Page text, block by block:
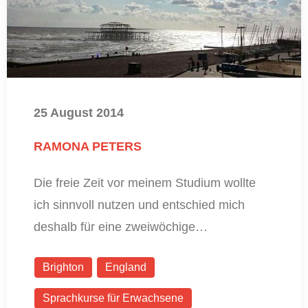
25 August 2014
RAMONA PETERS
Die freie Zeit vor meinem Studium wollte
ich sinnvoll nutzen und entschied mich
deshalb für eine zweiwöchige…
Brighton England
Sprachkurse für Erwachsene